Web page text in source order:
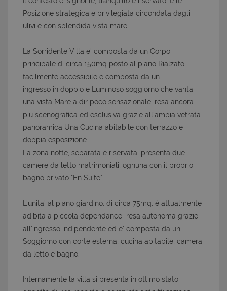
Posizione strategica e privilegiata circondata dagli
ulivi e con splendida vista mare
La Sorridente Villa e' composta da un Corpo
principale di circa 150mq posto al piano Rialzato
facilmente accessibile e composta da un
ingresso in doppio e Luminoso soggiorno che vanta
una vista Mare a dir poco sensazionale, resa ancora
piu scenografica ed esclusiva grazie all'ampia vetrata
panoramica Una Cucina abitabile con terrazzo e
doppia esposizione.
La zona notte, separata e riservata, presenta due
camere da letto matrimoniali, ognuna con il proprio
bagno privato "En Suite".
L'unita' al piano giardino, di circa 75mq, è attualmente
adibita a piccola dependance resa autonoma grazie
all'ingresso indipendente ed e' composta da un
Soggiorno con corte esterna, cucina abitabile, camera
da letto e bagno.
Internamente la villa si presenta in ottimo stato